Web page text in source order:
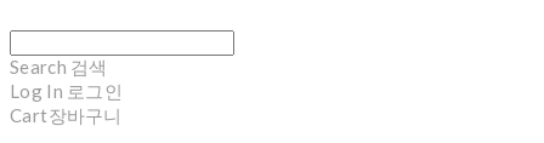
Search 검색
Log In 로그인
Cart장바구니